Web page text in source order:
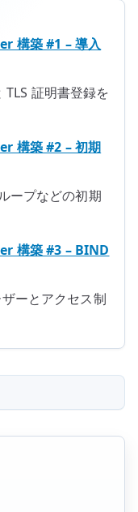
構築 #1 – 導入
証明書登録を
構築 #2 – 初期
ープなどの初期
構築 #3 – BIND
ーとアクセス制